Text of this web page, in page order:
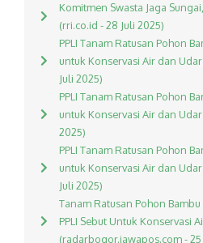
Komitmen Swasta Jaga
(rri.co.id - 28 Juli 2025)
PPLI Tanam Ratusan Pohon
untuk Konservasi Air dan
Juli 2025)
PPLI Tanam Ratusan Pohon
untuk Konservasi Air dan
2025)
PPLI Tanam Ratusan Pohon
untuk Konservasi Air dan
Juli 2025)
Tanam Ratusan Pohon
PPLI Sebut Untuk Konservasi
(radarbogor.jawapos.com - 25